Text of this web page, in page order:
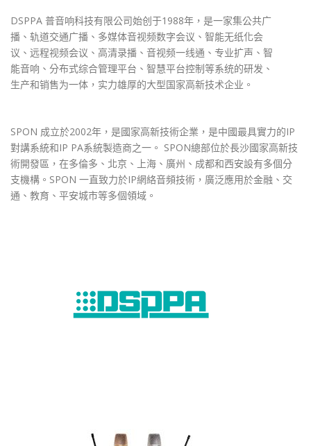
DSPPA 普音响科技有限公司始创于1988年，是一家集公共广
播、轨道交通广播、多媒体音视频数字会议、智能无纸化会
议、远程视频会议、高清录播、音视频一线通、专业扩声、智
能音响、分布式综合管理平台、智慧平台控制等系统的研发、
生产和销售为一体，实力雄厚的大型国家高新技术企业。
SPON 成立於2002年，是國家高新技術企業，是中國最具實力的IP
對講系統和IP PA系統製造商之一。 SPON總部位於長沙國家高新技
術開發區，在多倫多、北京、上海、廣州、成都和西安設有多個分
支機構。SPON 一直致力於IP網絡音頻技術，廣泛應用於金融、交
通、教育、平安城市等多個領域。